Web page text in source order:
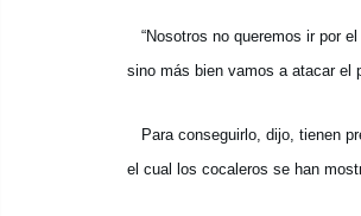
“Nosotros no queremos ir por
sino más bien vamos a atacar el
Para conseguirlo, dijo, tienen
el cual los cocaleros se han